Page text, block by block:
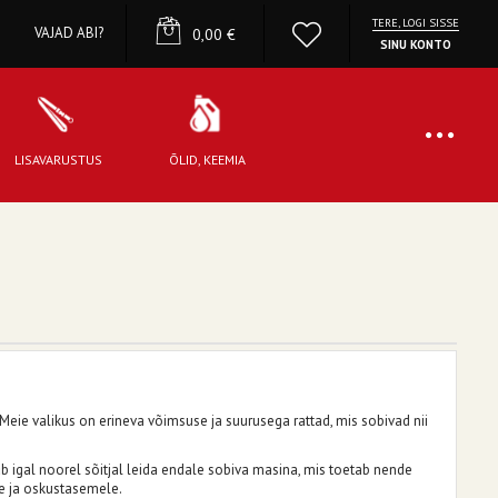
VAJAD ABI? YOUR CART
0,00 €
TERE, LOGI SISSE
SINU KONTO
LISAVARUSTUS ÕLID, KEEMIA
valikus on erineva võimsuse ja suurusega rattad, mis sobivad nii
igal noorel sõitjal leida endale sobiva masina, mis toetab nende
ja oskustasemele.